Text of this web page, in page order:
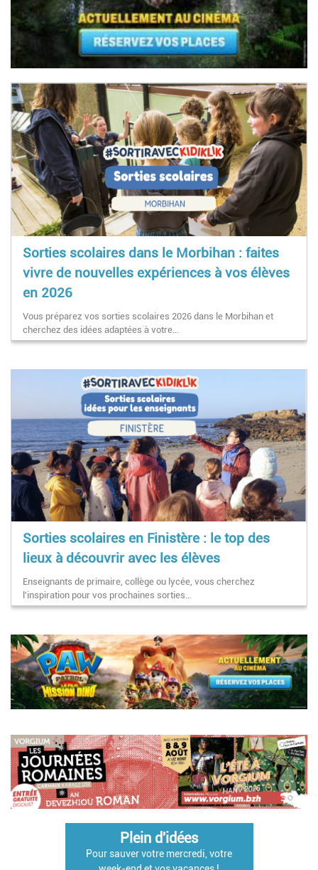
Sorties scolaires dans le Morbihan : faites
vivre de nouvelles expériences à vos élèves
en 2026
Vous préparez vos sorties scolaires 2026 dans le Morbihan et
cherchez des idées adaptées à votre…
Sorties scolaires en Finistère : le top des
lieux à découvrir avec les élèves
Enseignants de primaire, collège ou lycée, vous cherchez
l'inspiration pour vos prochaines sorties…
Plein d'idées
Pour sauver votre mercredi, votre